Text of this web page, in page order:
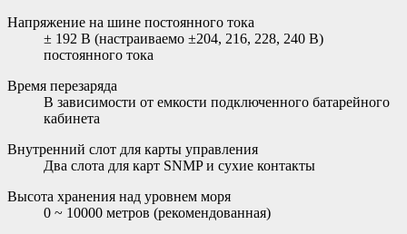
Напряжение на шине постоянного тока
± 192 В (настраиваемо ±204, 216, 228, 240 В)
постоянного тока
Время перезаряда
В зависимости от емкости подключенного батарейного
кабинета
Внутренний слот для карты управления
Два слота для карт SNMP и сухие контакты
Высота хранения над уровнем моря
0 ~ 10000 метров (рекомендованная)